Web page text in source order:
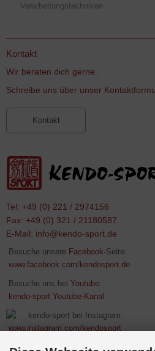
Verarbeitungstechniken
Kontakt
Wir beraten dich gerne.
Schreibe uns über unser
Kontakt
Tel: +49 (0) 221 / 2974156
Fax: +49 (0) 321 / 21180587
E-Mail: info@kendo-sport.de
Besuche unsere Facebook-Seite:
www.facebook.com/kendosport.de
Besuche uns bei Youtube:
kendo-sport Youtube-Kanal
kendo-sport bei Instagram:
www.instagram.com/kendosport